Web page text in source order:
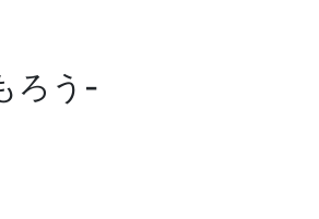
ろう-